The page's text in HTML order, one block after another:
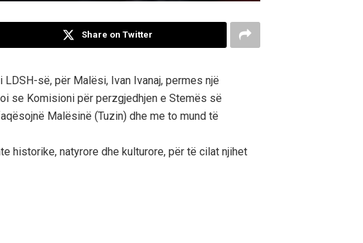
Share on Twitter
së, për Malësi, Ivan Ivanaj, permes një
se Komisioni për perzgjedhjen e Stemës së
Malësinë (Tuzin) dhe me to mund të
historike, natyrore dhe kulturore, për të cilat njihet